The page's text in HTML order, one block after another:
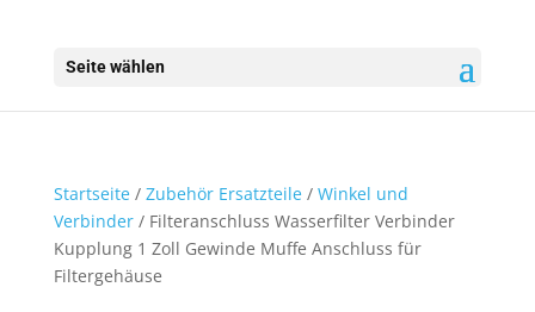
Seite wählen
Startseite/ Zubehör Ersatzteile/ Winkel und
Verbinder/ Filteranschluss Wasserfilter Verbinder
Kupplung 1 Zoll Gewinde Muffe Anschluss für
Filtergehäuse